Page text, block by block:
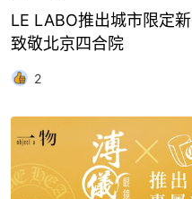
LE LABO推出城市限定
致敬北京四合院
2